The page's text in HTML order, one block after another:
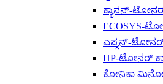
ಕ್ಯಾನನ್-ಟೋನರ್
ECOSYS-
ಎಪ್ಸನ್-ಟೋನರ್
HP-ಟೋನರ್
ಕೋನಿಕಾ